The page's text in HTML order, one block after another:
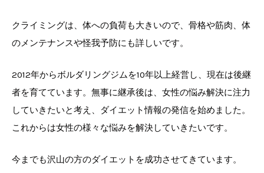
クライミングは、体への負荷も大きいので、骨格や筋肉、体
のメンテナンスや怪我予防にも詳しいです。
2012年からボルダリングジムを10年以上経営し、現在は後継
者を育てています。無事に継承後は、女性の悩み解決に注力
していきたいと考え、ダイエット情報の発信を始めました。
これからは女性の様々な悩みを解決していきたいです。
今までも沢山の方のダイエットを成功させてきています。